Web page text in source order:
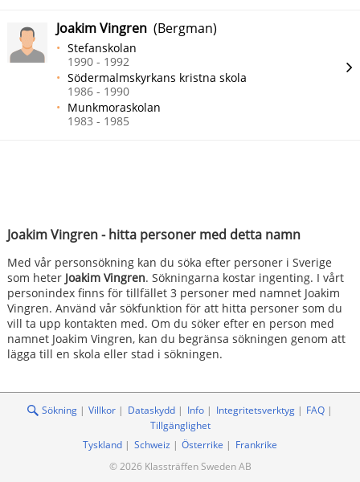
Joakim Vingren - hitta personer med detta namn
Med vår personsökning kan du söka efter personer i Sverige
som heter Joakim Vingren. Sökningarna kostar ingenting. I vårt
personindex finns för tillfället 3 personer med namnet Joakim
Vingren. Använd vår sökfunktion för att hitta personer som du
vill ta upp kontakten med. Om du söker efter en person med
namnet Joakim Vingren, kan du begränsa sökningen genom att
lägga till en skola eller stad i sökningen.
Joakim Vingren (Bergman)
Stefanskolan
1990 - 1992
Södermalmskyrkans kristna skola
1986 - 1990
Munkmoraskolan
1983 - 1985
Sökning Villkor Dataskydd Info Integritetsverktyg
FAQ
Tillgänglighet
Tyskland
Schweiz Österrike
Frankrike
© 2026 Klassträffen Sweden AB